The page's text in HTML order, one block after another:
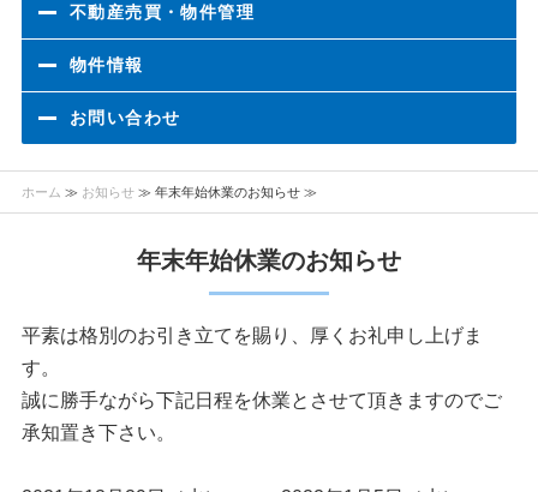
不動産売買・物件管理
物件情報
お問い合わせ
ホーム ≫ お知らせ≫ 年末年始休業のお知らせ ≫
年末年始休業のお知らせ
平素は格別のお引き立てを賜り、厚くお礼申し上げま
す。
誠に勝手ながら下記日程を休業とさせて頂きますのでご
承知置き下さい。